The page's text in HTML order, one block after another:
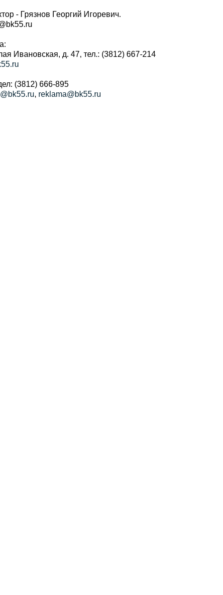
- Грязнов Георгий Игоревич.
Ивановская, д. 47, тел.: (3812) 667-214
(3812) 666-895
, reklama@bk55.ru